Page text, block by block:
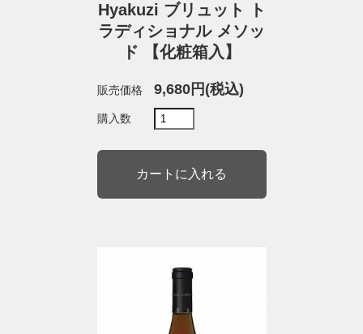
Hyakuzi ブリュット ト
ラディショナル メソッ
ド 【化粧箱入】
販売価格 9,680円(税込)
購入数